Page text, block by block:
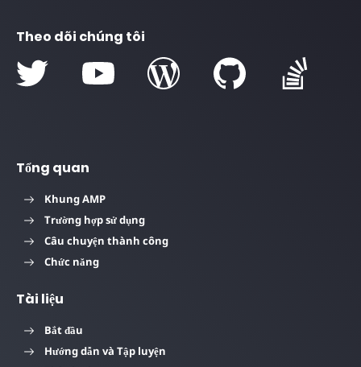
Theo dõi chúng tôi
Tổng quan
Khung AMP
Trường hợp sử dụng
Câu chuyện thành công
Chức năng
Tài liệu
Bắt đầu
Hướng dẫn và Tập luyện